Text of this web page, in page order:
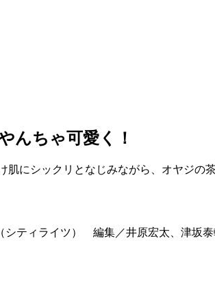
んちゃ可愛く！
にシックリとなじみながら、オヤジの
ィライツ） 編集／井原宏太、津坂泰